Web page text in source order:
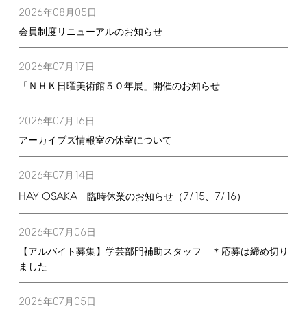
2026年08月 05日
会員制度リニューアルのお知らせ
2026年07月 17日
「ＮＨＫ日曜美術館５０年展」開催のお知らせ
2026年07月 16日
アーカイブズ情報室の休室について
2026年07月 14日
HAY OSAKA臨時休業のお知らせ（7/15、 7/16）
2026年07月 06日
【アルバイト募集】学芸部門補助スタッフ ＊応募は締め切り
ました
2026年07月 05日